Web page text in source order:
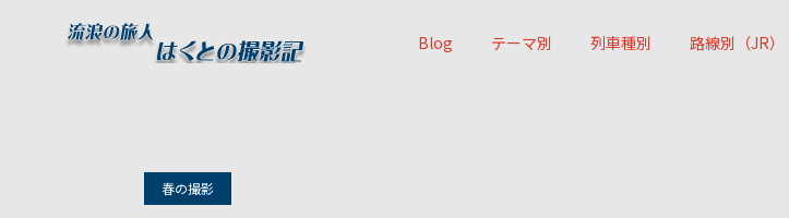
Blog テーマ別 列車種別 路線別（JR）
春の撮影